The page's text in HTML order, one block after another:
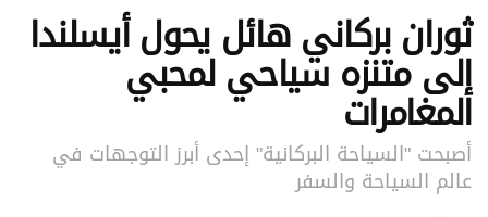
ثوران بركاني هائل يحول أيسلندا
إلى متنزه سياحي لمحبي
المغامرات
أصبحت "السياحة البركانية" إحدى أبرز التوجهات في
عالم السياحة والسفر